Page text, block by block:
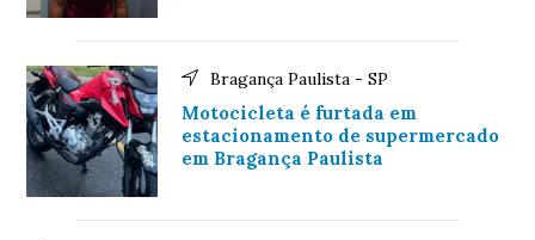
Bragança Paulista - SP
Motocicleta é furtada em
estacionamento de supermercado
em Bragança Paulista